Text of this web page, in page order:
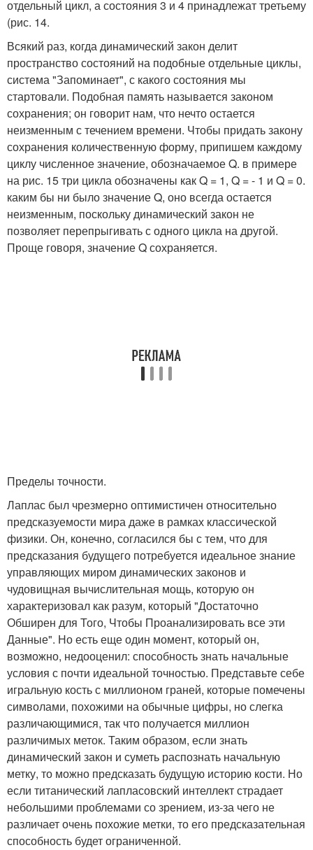
отдельный цикл, а состояния 3 и 4 принадлежат третьему
(рис. 14.
Всякий раз, когда динамический закон делит
пространство состояний на подобные отдельные циклы,
система "Запоминает", с какого состояния мы
стартовали. Подобная память называется законом
сохранения; он говорит нам, что нечто остается
неизменным с течением времени. Чтобы придать закону
сохранения количественную форму, припишем каждому
циклу численное значение, обозначаемое Q. в примере
на рис. 15 три цикла обозначены как Q = 1, Q = - 1 и Q = 0.
каким бы ни было значение Q, оно всегда остается
неизменным, поскольку динамический закон не
позволяет перепрыгивать с одного цикла на другой.
Проще говоря, значение Q сохраняется.
Пределы точности.
Лаплас был чрезмерно оптимистичен относительно
предсказуемости мира даже в рамках классической
физики. Он, конечно, согласился бы с тем, что для
предсказания будущего потребуется идеальное знание
управляющих миром динамических законов и
чудовищная вычислительная мощь, которую он
характеризовал как разум, который "Достаточно
Обширен для Того, Чтобы Проанализировать все эти
Данные". Но есть еще один момент, который он,
возможно, недооценил: способность знать начальные
условия с почти идеальной точностью. Представьте себе
игральную кость с миллионом граней, которые помечены
символами, похожими на обычные цифры, но слегка
различающимися, так что получается миллион
различимых меток. Таким образом, если знать
динамический закон и суметь распознать начальную
метку, то можно предсказать будущую историю кости. Но
если титанический лапласовский интеллект страдает
небольшими проблемами со зрением, из-за чего не
различает очень похожие метки, то его предсказательная
способность будет ограниченной.